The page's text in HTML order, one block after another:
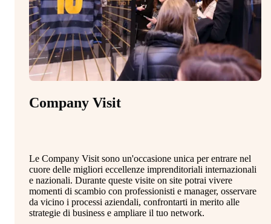
Company Visit
Le Company Visit sono un'occasione unica per entrare nel
cuore delle migliori eccellenze imprenditoriali internazionali
e nazionali. Durante queste visite on site potrai vivere
momenti di scambio con professionisti e manager, osservare
da vicino i processi aziendali, confrontarti in merito alle
strategie di business e ampliare il tuo network.